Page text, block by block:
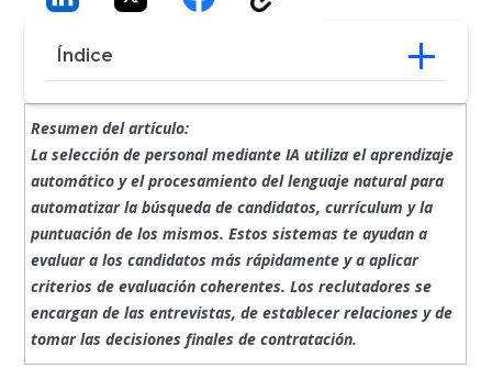
Índice
Cómo funciona la selección de personal
contratación
Ventajas y limitaciones de la contratación
de personal mediante IA
Cuándo funciona mejor la contratación
basada en la inteligencia artificial
Cómo elegir la tecnología adecuada para
la gestión de personal en el ámbito de la
IA
Conclusión
Resumen del artículo:
La selección de personal mediante IA utiliza el aprendizaje
automático y el procesamiento del lenguaje natural para
automatizar la búsqueda de candidatos, currículum y la
puntuación de los mismos. Estos sistemas te ayudan a
evaluar a los candidatos más rápidamente y a aplicar
criterios de evaluación coherentes. Los reclutadores se
encargan de las entrevistas, de establecer relaciones y de
tomar las decisiones finales de contratación.